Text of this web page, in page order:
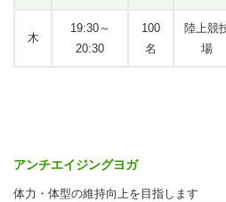
木
19:30～
20:30
100
名
陸上競
場
アンチエイジングヨガ
体力・体型の維持向上を目指します